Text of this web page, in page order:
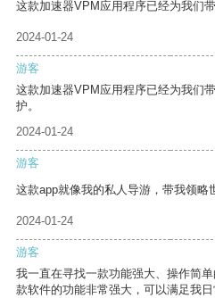
这款加速器VPM应用程序已经为我们
2024-01-24
游客
这款加速器VPM应用程序已经为我们
护。
2024-01-24
游客
这款app就像我的私人导游，带我领略
2024-01-24
游客
我一直在寻找一款功能强大、操作简
款软件的功能非常强大，可以满足我